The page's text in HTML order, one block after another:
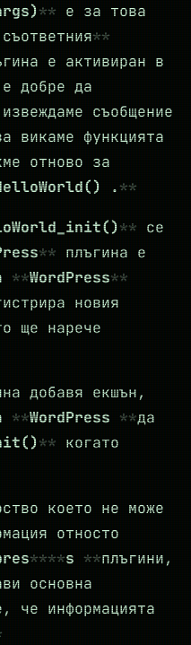
е за това
е активиран в
добре да
съобщение
викаме функцията
отново за
.
се
плъгина е
WordPress
новия
ще нарече
добавя екшън,
WordPress
да
когато
което не може
относто
s
плъгини,
основна
че информацията